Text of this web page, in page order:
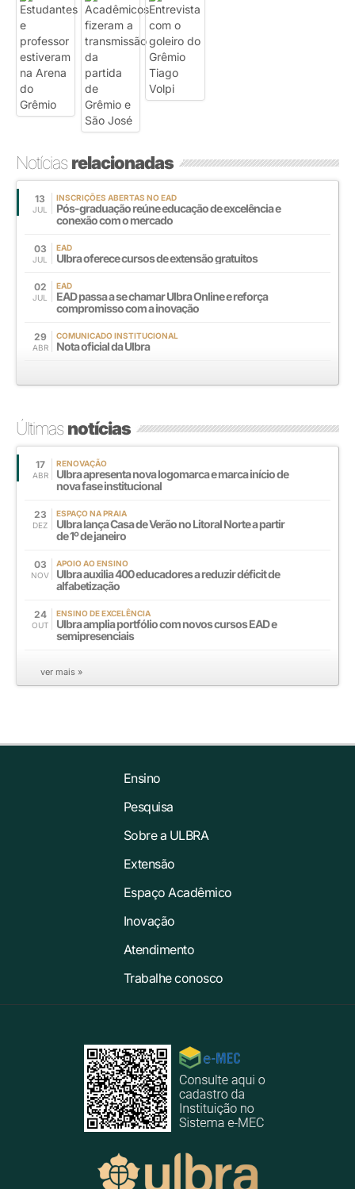
Notíciasrelacionadas
13
JUL
INSCRIÇÕES ABERTAS NO EAD
Pós-graduação reúne educação de excelência e
conexão com o mercado
03
JUL
EAD
Ulbra oferece cursos de extensão gratuitos
02
JUL
EAD
EAD passa a se chamar Ulbra Online e reforça
compromisso com a inovação
29
ABR
COMUNICADO INSTITUCIONAL
Nota oficial da Ulbra
Últimasnotícias
17
ABR
RENOVAÇÃO
Ulbra apresenta nova logomarca e marca início de
nova fase institucional
23
DEZ
ESPAÇO NA PRAIA
Ulbra lança Casa de Verão no Litoral Norte a partir
de 1º de janeiro
03
NOV
APOIO AO ENSINO
Ulbra auxilia 400 educadores a reduzir déficit de
alfabetização
24
OUT
ENSINO DE EXCELÊNCIA
Ulbra amplia portfólio com novos cursos EAD e
semipresenciais
ver mais »
Ensino
Pesquisa
Sobre a ULBRA
Extensão
Espaço Acadêmico
Inovação
Atendimento
Trabalhe conosco